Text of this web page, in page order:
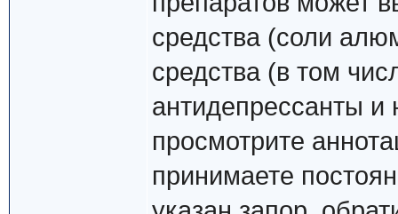
средства (соли
средства (в том
антидепрессанты и
просмотрите
принимаете